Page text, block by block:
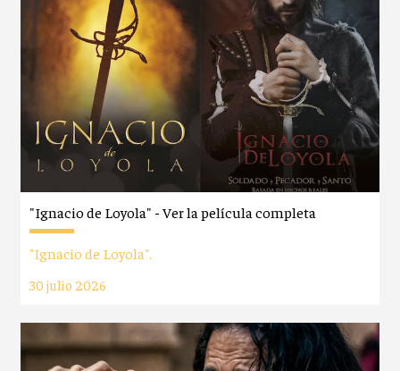
"Ignacio de Loyola" - Ver la película completa
"Ignacio de Loyola".
30 julio 2026